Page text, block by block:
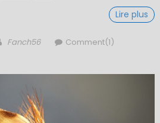
Lire plus
Author
Fanch56 Comment(1)